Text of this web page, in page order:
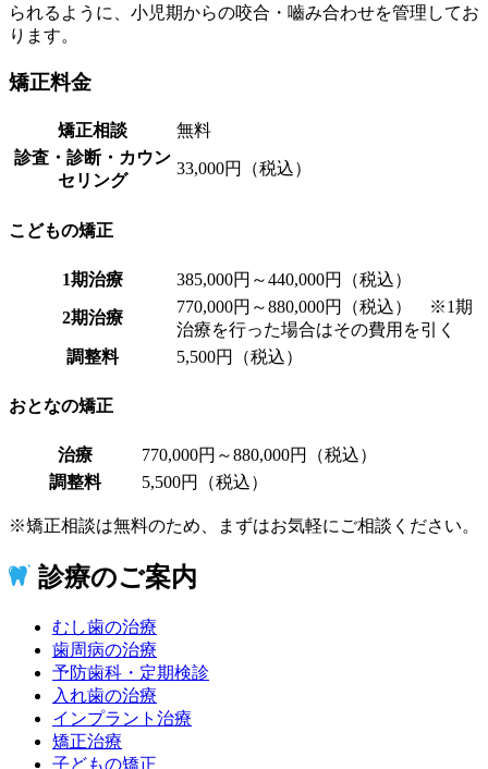
られるように、小児期からの咬合・嚙み合わせを管理してお
ります。
矯正料金
矯正相談
無料
診査・診断・カウン
セリング
33,000円（税込）
こどもの矯正
1期治療 385,000円～440,000円（税込）
2期治療
770,000円～880,000円（税込） ※1期
治療を行った場合はその費用を引く
調整料
5,500円（税込）
おとなの矯正
治療
770,000円～880,000円（税込）
調整料
5,500円（税込）
※矯正相談は無料のため、まずはお気軽にご相談ください。
診療のご案内
むし歯の治療
歯周病の治療
予防歯科・定期検診
入れ歯の治療
インプラント治療
矯正治療
子どもの矯正